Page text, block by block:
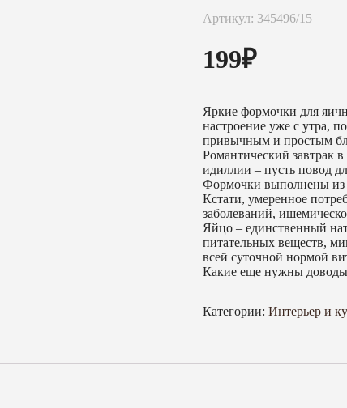
Артикул: 345496/15
199₽
Яркие формочки для
настроение уже с утра,
привычным и простым
Романтический завтрак
идиллии – пусть повод
Формочки выполнены из
Кстати, умеренное
заболеваний,
Яйцо – единственный
питательных веществ,
всей суточной нормой
Какие еще нужны доводы
Категории: Интерьер и